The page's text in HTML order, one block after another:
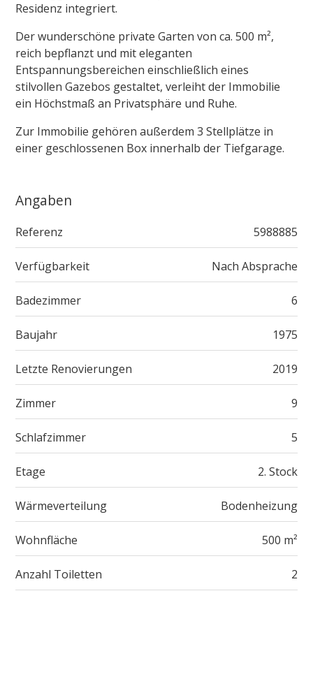
Residenz integriert.
Der wunderschöne private Garten von ca. 500 m²,
reich bepflanzt und mit eleganten
Entspannungsbereichen einschließlich eines
stilvollen Gazebos gestaltet, verleiht der Immobilie
ein Höchstmaß an Privatsphäre und Ruhe.
Zur Immobilie gehören außerdem 3 Stellplätze in
einer geschlossenen Box innerhalb der Tiefgarage.
Angaben
Referenz 5988885
Verfügbarkeit Nach Absprache
Badezimmer 6
Baujahr 1975
Letzte Renovierungen 2019
Zimmer 9
Schlafzimmer 5
Etage 2. Stock
Wärmeverteilung Bodenheizung
Wohnfläche 500 m²
Anzahl Toiletten 2